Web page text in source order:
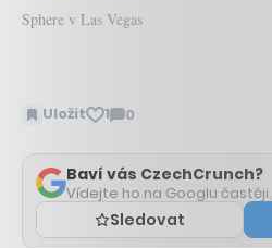
Sphere v Las Vegas
Uložit 1 0
Zobrazit
Baví vás CzechCrunch?
Vídejte ho na Googlu častěji.
Sledovat